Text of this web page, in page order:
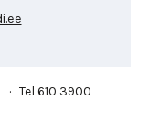
Tel 610 3900